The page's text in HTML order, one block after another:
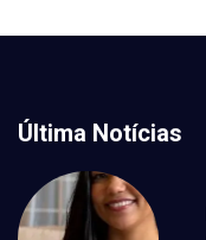
Última Notícias